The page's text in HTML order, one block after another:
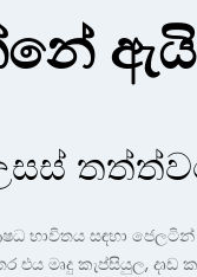
භාවිතය සඳහා
එය මෘදු කැප්සියුල, දෘඩ